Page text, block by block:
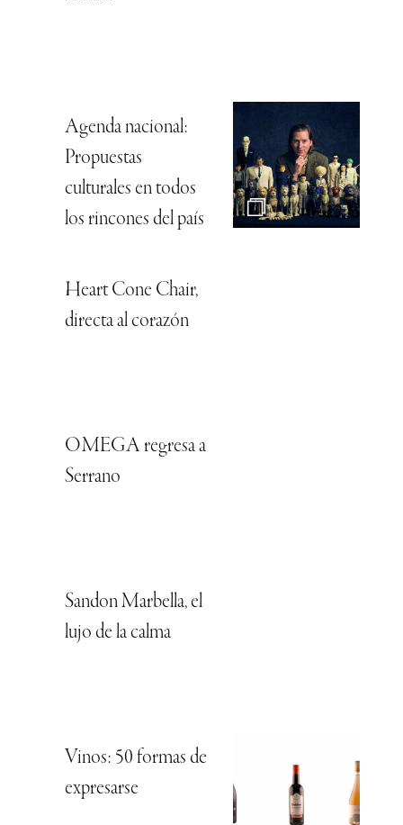
Agenda nacional:
Propuestas
culturales en todos
los rincones del país
Heart Cone Chair,
directa al corazón
OMEGA regresa a
Serrano
Sandon Marbella, el
lujo de la calma
Vinos: 50 formas de
expresarse